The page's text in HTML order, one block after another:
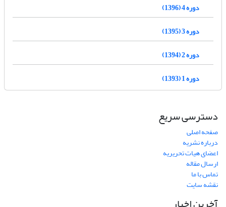
دوره 4 (1396)
دوره 3 (1395)
دوره 2 (1394)
دوره 1 (1393)
دسترسی سریع
صفحه اصلی
درباره نشریه
اعضای هیات تحریریه
ارسال مقاله
تماس با ما
نقشه سایت